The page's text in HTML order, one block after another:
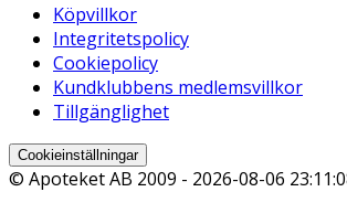
Köpvillkor
Integritetspolicy
Cookiepolicy
Kundklubbens medlemsvillkor
Tillgänglighet
Cookieinställningar
© Apoteket AB 2009 - 2026-08-06